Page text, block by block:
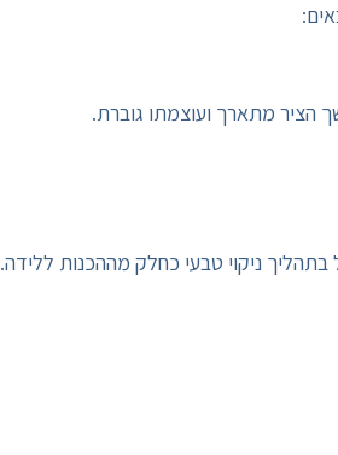
הציר מתארך ועוצמתו גוברת.
ניקוי טבעי כחלק מההכנות ללידה.